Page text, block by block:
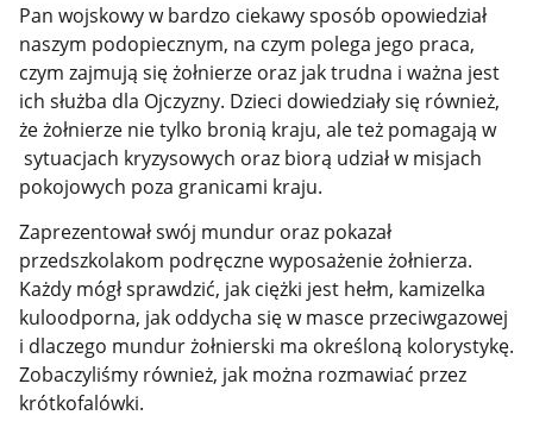
Pan wojskowy w bardzo ciekawy sposób opowiedział
naszym podopiecznym, na czym polega jego praca,
czym zajmują się żołnierze oraz jak trudna i ważna jest
ich służba dla Ojczyzny. Dzieci dowiedziały się również,
że żołnierze nie tylko bronią kraju, ale też pomagają w
sytuacjach kryzysowych oraz biorą udział w misjach
pokojowych poza granicami kraju.
Zaprezentował swój mundur oraz pokazał
przedszkolakom podręczne wyposażenie żołnierza.
Każdy mógł sprawdzić, jak ciężki jest hełm, kamizelka
kuloodporna, jak oddycha się w masce przeciwgazowej
i dlaczego mundur żołnierski ma określoną kolorystykę.
Zobaczyliśmy również, jak można rozmawiać przez
krótkofalówki.